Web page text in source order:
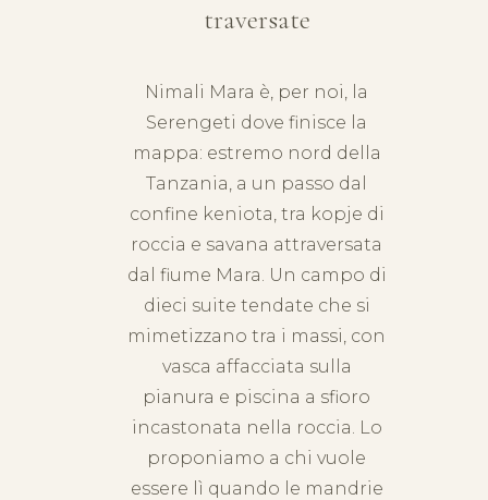
traversate
Nimali Mara è, per noi, la
Serengeti dove finisce la
mappa: estremo nord della
Tanzania, a un passo dal
confine keniota, tra kopje di
roccia e savana attraversata
dal fiume Mara. Un campo di
dieci suite tendate che si
mimetizzano tra i massi, con
vasca affacciata sulla
pianura e piscina a sfioro
incastonata nella roccia. Lo
proponiamo a chi vuole
essere lì quando le mandrie